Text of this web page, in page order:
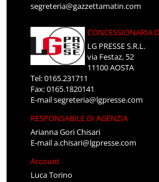
segreteria@gazzettamatin.com
CONCESSIONARIA
LG PRESSE S.R.L.
via Festaz, 52
11100 AOSTA
Tel: 0165.231711
Fax: 0165.1820141
E-mailsegreteria@lgpresse.com
RESPONSABILE DI AGENZIA
Arianna Gori Chisari
E-maila.chisari@lgpresse.com
Account
Luca Torino